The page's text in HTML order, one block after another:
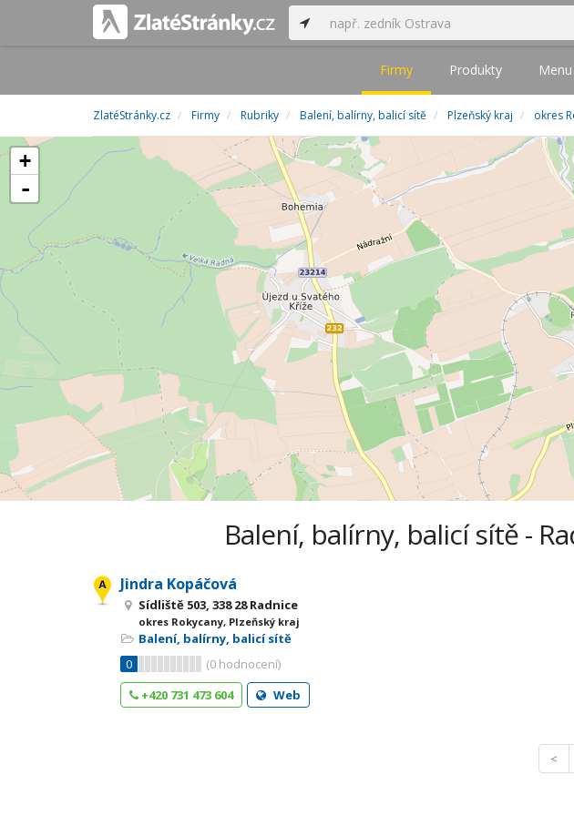
Firmy Produkty Menu
ZlatéStránky.cz Firmy Rubriky Balení, balírny, balicí sítě Plzeňský kraj okres
+
-
Balení, balírny, balicí sítě -
Jindra Kopáčová
Sídliště 503, 338 28 Radnice
okres Rokycany, Plzeňský kraj
Balení, balírny, balicí sítě
0
(0 hodnocení)
+420 731 473 604
Web
<